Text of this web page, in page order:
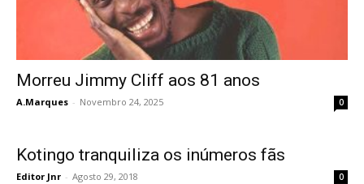
Morreu Jimmy Cliff aos 81 anos
A.Marques - Novembro 24, 2025 0
Kotingo tranquiliza os inúmeros fãs
Editor Jnr - Agosto 29, 2018 0